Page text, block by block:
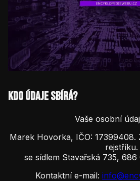
Kdo údaje sbírá?
Vaše osobní
Marek Hovorka, IČO: 17399408.
rejstříku.
se sídlem Stavařská 735,
Kontaktní e-mail: